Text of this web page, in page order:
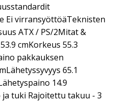
Ei virransyöttöäTeknisten
ATX / PS/2Mitat &
cmKorkeus 55.3
pakkauksen
65.1
14.9
tuki Rajoitettu takuu - 3